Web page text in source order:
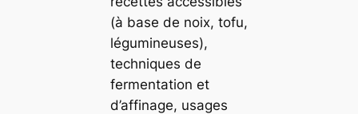
(à base de noix, tofu,
légumineuses),
techniques de
fermentation et
d’affinage, usages